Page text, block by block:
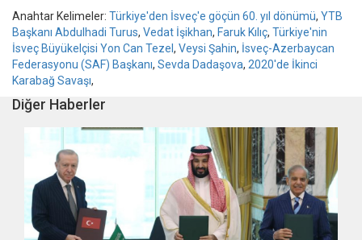
Anahtar Kelimeler: Türkiye'den İsveç'e göçün 60. yıl dönümü, YTB
Başkanı Abdulhadi Turus, Vedat İşikhan, Faruk Kılıç, Türkiye'nin
İsveç Büyükelçisi Yon Can Tezel , Veysi Şahin, İsveç-Azerbaycan
Federasyonu (SAF) Başkanı, Sevda Dadaşova, 2020'de İkinci
Karabağ Savaşı,
Diğer Haberler